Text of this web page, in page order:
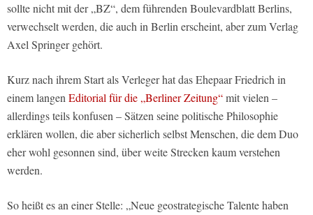
sollte nicht mit der „BZ“, dem führenden Boulevardblatt Berlins,
verwechselt werden, die auch in Berlin erscheint, aber zum Verlag
Axel Springer gehört.
Kurz nach ihrem Start als Verleger hat das Ehepaar Friedrich in
einem langenEditorial für die „Berliner Zeitung“mit vielen –
allerdings teils konfusen – Sätzen seine politische Philosophie
erklären wollen, die aber sicherlich selbst Menschen, die dem Duo
eher wohl gesonnen sind, über weite Strecken kaum verstehen
werden.
So heißt es an einer Stelle: „Neue geostrategische Talente haben